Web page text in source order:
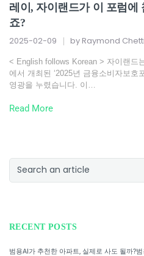
레이, 자이랜드가 이 포럼에
죠?
2025-02-09 by Raymond
< English follows Korean > 자이랜드
에서 개최된 ‘2025년 금융소비자보호
영광을 누렸습니다. 이…
Read More
RECENT POSTS
범용AI가 추천한 아파트, 실제로 사도 될까?